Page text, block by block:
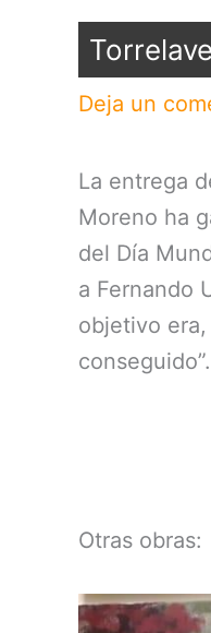
Deja un
La entrega
Moreno ha
del Día
a Fernando
objetivo era,
conseguido”.
Otras obras: